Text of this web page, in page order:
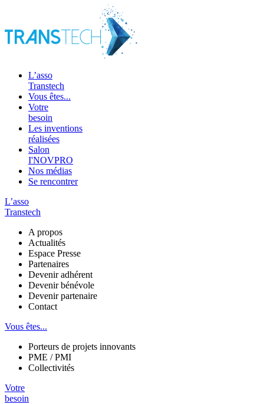
L’asso
Transtech
Vous êtes...
Votre
besoin
Les inventions
réalisées
Salon
I'NOVPRO
Nos médias
Se rencontrer
L’asso
Transtech
A propos
Actualités
Espace Presse
Partenaires
Devenir adhérent
Devenir bénévole
Devenir partenaire
Contact
Vous êtes...
Porteurs de projets innovants
PME / PMI
Collectivités
Votre
besoin